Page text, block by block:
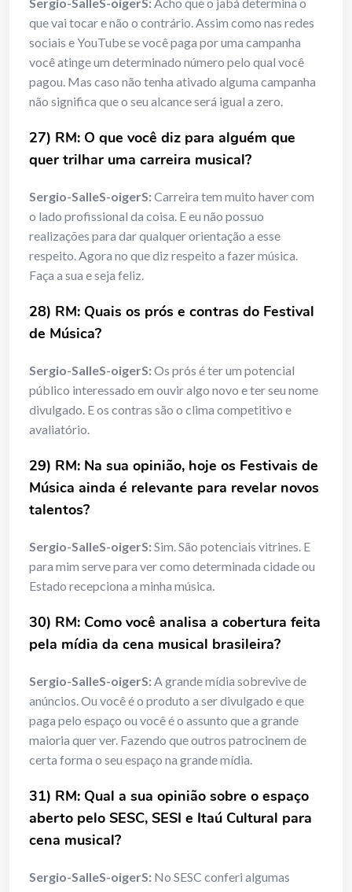
que vai tocar e não o contrário. Assim como nas redes
sociais e YouTube se você paga por uma campanha
você atinge um determinado número pelo qual você
pagou. Mas caso não tenha ativado alguma campanha
não significa que o seu alcance será igual a zero.
27) RM: O que você diz para alguém que
quer trilhar uma carreira musical?
Sergio-SalleS-oigerS:Carreira tem muito haver com
o lado profissional da coisa. E eu não possuo
realizações para dar qualquer orientação a esse
respeito. Agora no que diz respeito a fazer música.
Faça a sua e seja feliz.
28) RM: Quais os prós e contras do Festival
de Música?
Sergio-SalleS-oigerS:Os prós é ter um potencial
público interessado em ouvir algo novo e ter seu nome
divulgado. E os contras são o clima competitivo e
avaliatório.
29) RM: Na sua opinião, hoje os Festivais de
Música ainda é relevante para revelar novos
talentos?
Sergio-SalleS-oigerS:Sim. São potenciais vitrines. E
para mim serve para ver como determinada cidade ou
Estado recepciona a minha música.
30) RM: Como você analisa a cobertura feita
pela mídia da cena musical brasileira?
Sergio-SalleS-oigerS:A grande mídia sobrevive de
anúncios. Ou você é o produto a ser divulgado e que
paga pelo espaço ou você é o assunto que a grande
maioria quer ver. Fazendo que outros patrocinem de
certa forma o seu espaço na grande mídia.
31) RM: Qual a sua opinião sobre o espaço
aberto pelo SESC, SESI e Itaú Cultural para
cena musical?
Sergio-SalleS-oigerS: No SESC conferi algumas